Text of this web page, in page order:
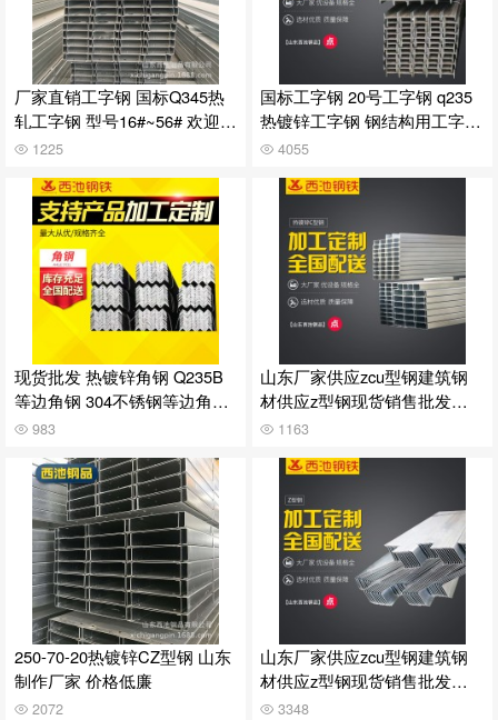
厂家直销工字钢 国标Q345热
轧工字钢 型号16#~56# 欢迎咨
询 1225
国标工字钢 20号工字钢 q235
热镀锌工字钢 钢结构用工字钢
可定制
4055
现货批发 热镀锌角钢 Q235B
等边角钢 304不锈钢等边角钢
规格齐全
983
山东厂家供应zcu型钢建筑钢
材供应z型钢现货销售批发欢
迎咨询
1163
250-70-20热镀锌CZ型钢 山东
制作厂家 价格低廉
2072
山东厂家供应zcu型钢建筑钢
材供应z型钢现货销售批发欢
迎咨询
3348